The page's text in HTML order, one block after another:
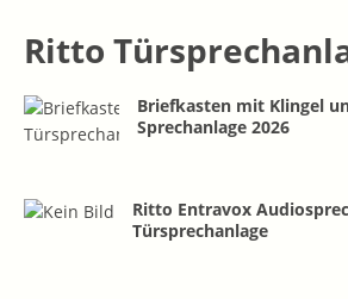
Ritto
Briefkasten mit Klingel
Sprechanlage 2026
Ritto Entravox
Türsprechanlage